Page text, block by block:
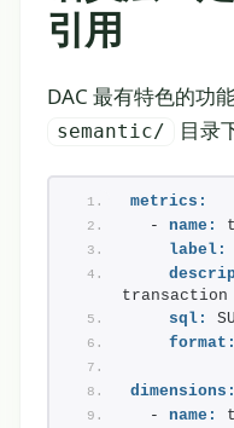
引用
DAC 最有特色的功
semantic/ 目录
metrics:
  -
name:
label:
transaction
sql:
format:
dimensions:
  -
name: